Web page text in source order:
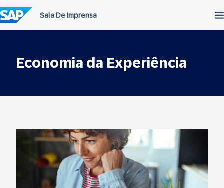
para
o
conteúdo
Economia da Experiência